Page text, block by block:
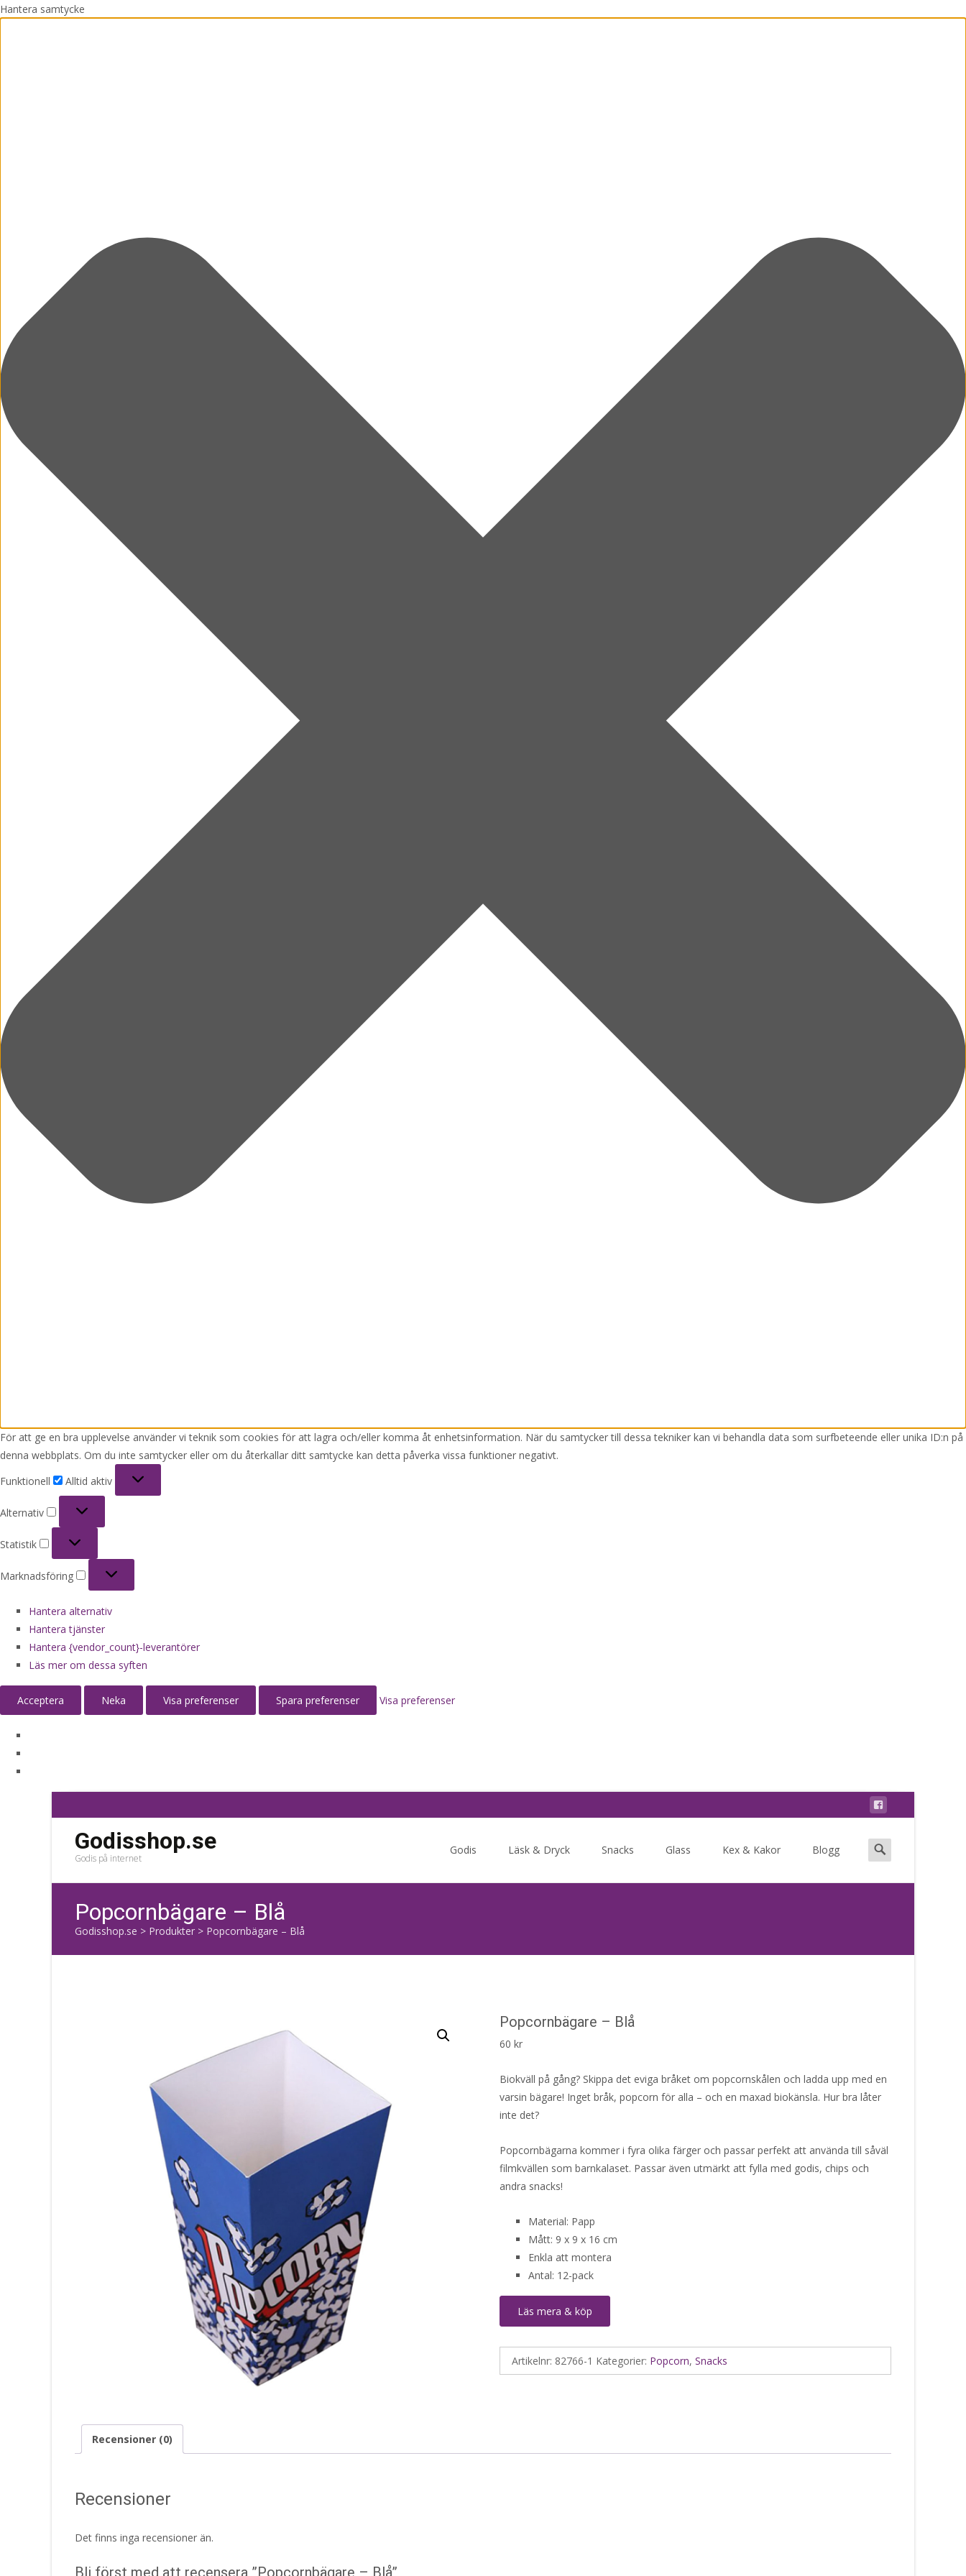
Hantera samtycke
För att ge en bra upplevelse använder vi teknik som cookies för att lagra och/eller komma åt enhetsinformation. När du samtycker till dessa tekniker kan vi behandla data som surfbeteende eller unika ID:n på
denna webbplats. Om du inte samtycker eller om du återkallar ditt samtycke kan detta påverka vissa funktioner negativt.
Funktionell
Alltid aktiv
Alternativ
Statistik
Marknadsföring
Hantera alternativ
Hantera tjänster
Hantera {vendor_count}-leverantörer
Läs mer om dessa syften
Acceptera Neka Visa preferenser Spara preferenser Visa preferenser
Godisshop.se
Godis på internet
Godis Läsk & Dryck Snacks Glass Kex & Kakor Blogg
Search
for:
Popcornbägare – Blå
Godisshop.se > Produkter > Popcornbägare – Blå
Popcornbägare – Blå
60 kr
Biokväll på gång? Skippa det eviga bråket om popcornskålen och ladda upp med en
varsin bägare! Inget bråk, popcorn för alla – och en maxad biokänsla. Hur bra låter
inte det?
Popcornbägarna kommer i fyra olika färger och passar perfekt att använda till såväl
filmkvällen som barnkalaset. Passar även utmärkt att fylla med godis, chips och
andra snacks!
Material: Papp
Mått: 9 x 9 x 16 cm
Enkla att montera
Antal: 12-pack
Läs mera & köp
Artikelnr: 82766-1 Kategorier: Popcorn, Snacks
Recensioner (0)
Recensioner
Det finns inga recensioner än.
Bli först med att recensera ”Popcornbägare – Blå”